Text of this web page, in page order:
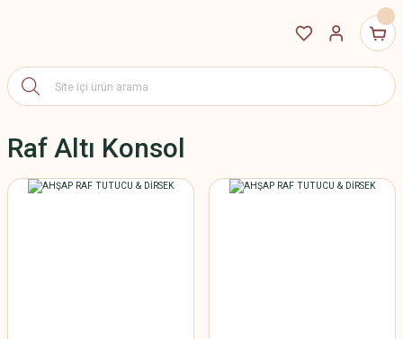
Raf Altı Konsol